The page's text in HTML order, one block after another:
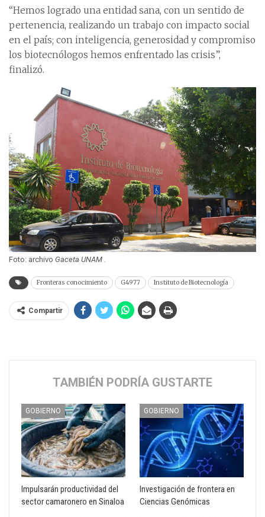
“Hemos logrado una entidad sana, con un sentido de
pertenencia, realizando un trabajo con impacto social
en el país; con inteligencia, generosidad y compromiso
los biotecnólogos hemos enfrentado las crisis”,
finalizó.
Foto: archivo Gaceta UNAM .
Fronteras conocimiento G4977 Instituto de Biotecnología
Compartir
TAMBIÉN PODRÍA GUSTARTE
GOBIERNO
Impulsarán productividad del
sector camaronero en Sinaloa
GOBIERNO
Investigación de frontera en
Ciencias Genómicas